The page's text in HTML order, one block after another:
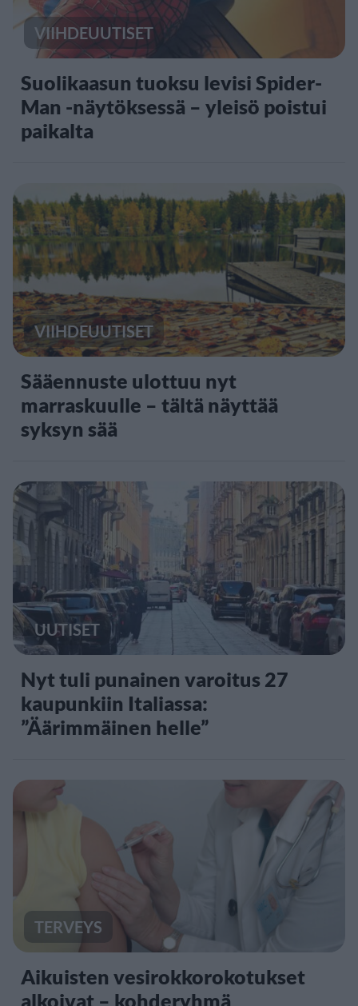
VIIHDEUUTISET
Suolikaasun tuoksu levisi Spider-
Man -näytöksessä – yleisö poistui
paikalta
VIIHDEUUTISET
Sääennuste ulottuu nyt
marraskuulle – tältä näyttää
syksyn sää
UUTISET
Nyt tuli punainen varoitus 27
kaupunkiin Italiassa:
”Äärimmäinen helle”
TERVEYS
Aikuisten vesirokkorokotukset
alkoivat – kohderyhmä